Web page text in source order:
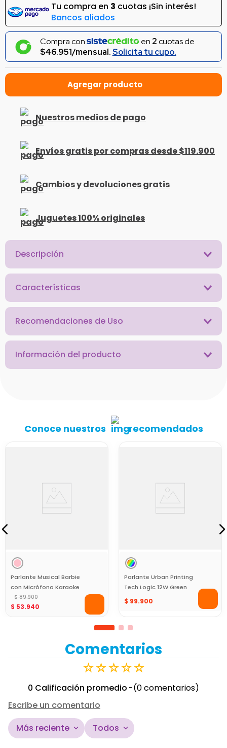
Tu compra en 3 cuotas ¡Sin interés!
Bancos aliados
Compra con en 2cuotas de
$46.951/mensual.Solicita tu cupo.
Nuestros medios de pago
Envíos gratis por compras desde $119.900
Cambios y devoluciones gratis
Juguetes 100% originales
Descripción
Características
Recomendaciones de Uso
Información del producto
Conoce nuestros recomendados
Parlante Musical Barbie
con Micrófono Karaoke
Recargable
$ 89.900
$ 53.940
Parlante Urban Printing
Tech Logic 12W Green
Light
$ 99.900
Comentarios
☆☆☆☆☆
0 Calificación promedio
(0 comentarios)
Escribe un comentario
Más reciente Todos